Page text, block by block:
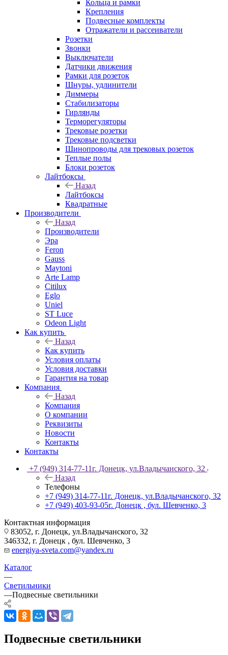
Кольца и рамки
Крепления
Подвесные комплекты
Отражатели и рассеиватели
Розетки
Звонки
Выключатели
Датчики движения
Рамки для розеток
Шнуры, удлинители
Диммеры
Стабилизаторы
Гирлянды
Терморегуляторы
Трековые розетки
Трековые подсветки
Шинопроводы для трековых розеток
Теплые полы
Блоки розеток
Лайтбоксы
Назад
Лайтбоксы
Квадратные
Производители
Назад
Производители
Эра
Feron
Gauss
Maytoni
Arte Lamp
Citilux
Eglo
Uniel
ST Luce
Odeon Light
Как купить
Назад
Как купить
Условия оплаты
Условия доставки
Гарантия на товар
Компания
Назад
Компания
О компании
Реквизиты
Новости
Контакты
Контакты
+7 (949) 314-77-11г. Донецк, ул.Владычанского, 32
Назад
Телефоны
+7 (949) 314-77-11г. Донецк, ул.Владычанского, 32
+7 (949) 403-93-05г. Донецк , бул. Шевченко, 3
Контактная информация
83052, г. Донецк, ул.Владычанского, 32
346332, г. Донецк , бул. Шевченко, 3
energiya-sveta.com@yandex.ru
Каталог
—
Светильники
—Подвесные светильники
Подвесные светильники